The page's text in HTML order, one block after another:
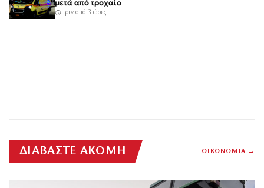
μετά από τροχαίο
πριν από 3 ώρες
ΔΙΑΒΑΣΤΕ ΑΚΟΜΗ ΟΙΚΟΝΟΜΙΑ